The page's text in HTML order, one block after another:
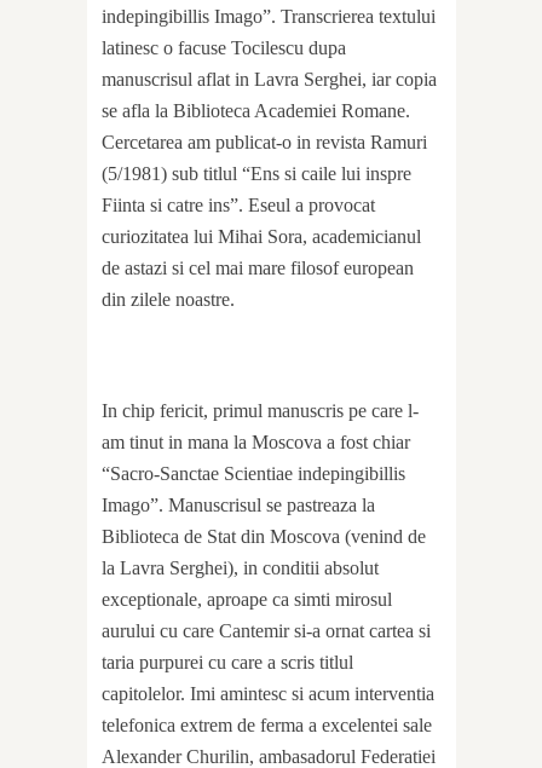
indepingibillis Imago”. Transcrierea textului
latinesc o facuse Tocilescu dupa
manuscrisul aflat in Lavra Serghei, iar copia
se afla la Biblioteca Academiei Romane.
Cercetarea am publicat-o in revista Ramuri
(5/1981) sub titlul “Ens si caile lui inspre
Fiinta si catre ins”. Eseul a provocat
curiozitatea lui Mihai Sora, academicianul
de astazi si cel mai mare filosof european
din zilele noastre.
In chip fericit, primul manuscris pe care l-
am tinut in mana la Moscova a fost chiar
“Sacro-Sanctae Scientiae indepingibillis
Imago”. Manuscrisul se pastreaza la
Biblioteca de Stat din Moscova (venind de
la Lavra Serghei), in conditii absolut
exceptionale, aproape ca simti mirosul
aurului cu care Cantemir si-a ornat cartea si
taria purpurei cu care a scris titlul
capitolelor. Imi amintesc si acum interventia
telefonica extrem de ferma a excelentei sale
Alexander Churilin, ambasadorul Federatiei